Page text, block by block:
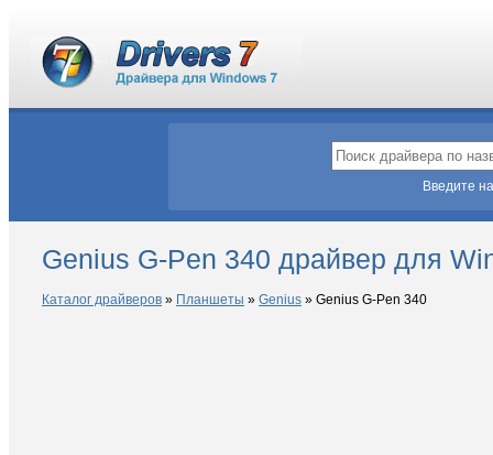
Введите
Genius G-Pen 340 драйвер для
Каталог драйверов » Планшеты » Genius » Genius G-Pen 340